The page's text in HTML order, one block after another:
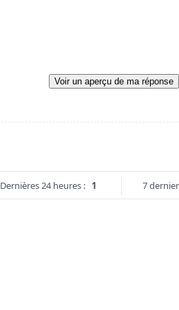
Voir un aperçu de ma réponse
Dernières 24 heures : 1 7